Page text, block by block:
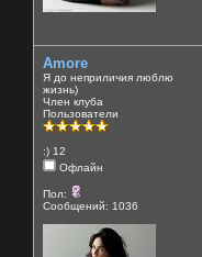
Amore
Я до неприличия люблю
жизнь)
Член клуба
Пользователи
:) 12
Офлайн
Пол:
Сообщений: 1036